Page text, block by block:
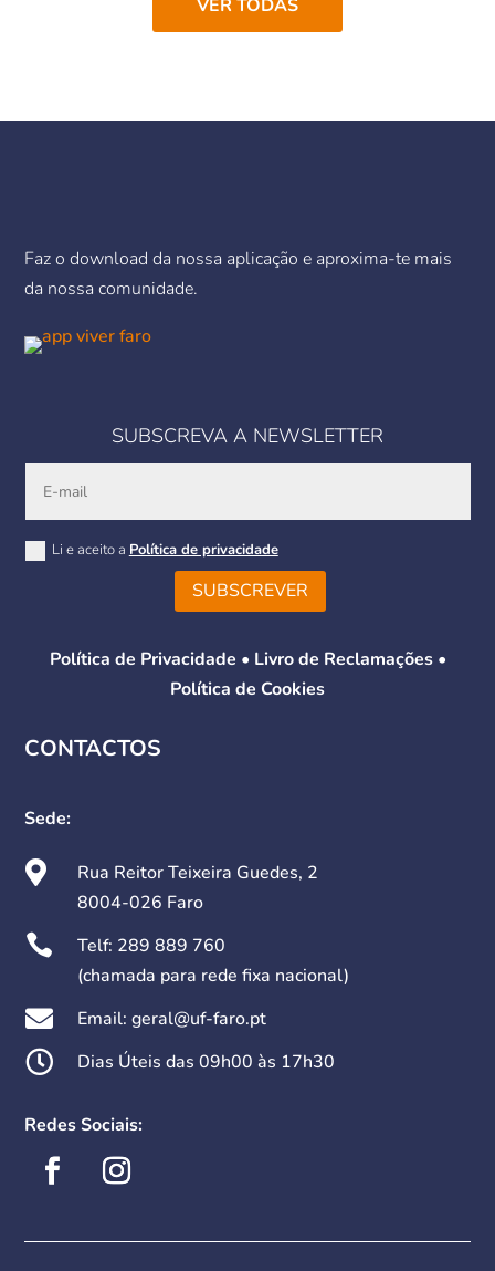
VER TODAS
Faz o download da nossa aplicação e aproxima-te mais
da nossa comunidade.
SUBSCREVA A NEWSLETTER
Li e aceito a Política de privacidade
SUBSCREVER
Política de Privacidade • Livro de Reclamações•
Política de Cookies
CONTACTOS
Sede:

Rua Reitor Teixeira Guedes, 2
8004-026 Faro
 Telf: 289 889 760
(chamada para rede fixa nacional)
 Email: geral@uf-faro.pt
 Dias Úteis das 09h00 às 17h30
Redes Sociais: